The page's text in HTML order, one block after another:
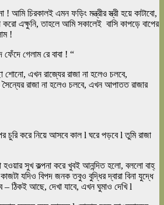
! আমি চিরকালই এমন ফড়িং মন্ত্রীর স্ত্রী হয়ে কাটাবো,
করো এক্ষুনি, তাহলে আমি সকালেই বাসি কাপড়ে বাপের
!
ফেঁদে গেলাম রে বাবা ! “
শোনো, এখন রাজ্যের রাজা না হলেও চলবে,
সৈন্যের রাজা না হলেও চলবে, এখন আপাতত রাজার
চুরি করে নিয়ে আসবে কাল l ঘরে পড়বে l তুমি রাজা
হওয়ার সুখ কল্পনা করে খুবই আনন্দিত হলো, বললো বাহ্
যদিও বিপদ জনক তবুও বুদ্ধির দ্বারা বিনা যুদ্ধে
– ঠিকই আছে, দেখা যাবে, এখন ঘুমাও দেখি l